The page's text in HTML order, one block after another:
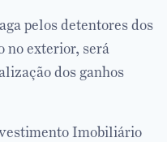
pelos detentores dos
no exterior, será
dos ganhos
Imobiliário